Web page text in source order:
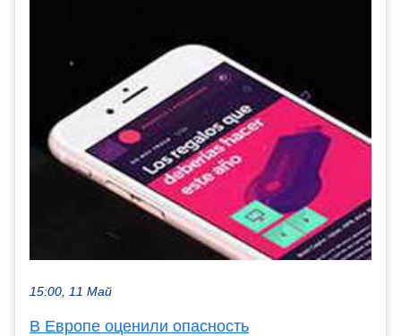
15:00, 11 Май
В Европе оценили опасность